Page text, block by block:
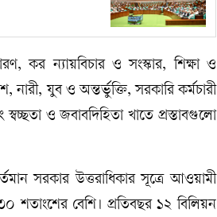
কর ন্যায়বিচার ও সংস্কার, শিক্ষা ও
নারী, যুব ও অন্তর্ভুক্তি, সরকারি কর্মচারী
ও জবাবদিহিতা খাতে প্রস্তাবগুলো
সরকার উত্তরাধিকার সূত্রে আওয়ামী
শতাংশের বেশি। প্রতিবছর ১২ বিলিয়ন